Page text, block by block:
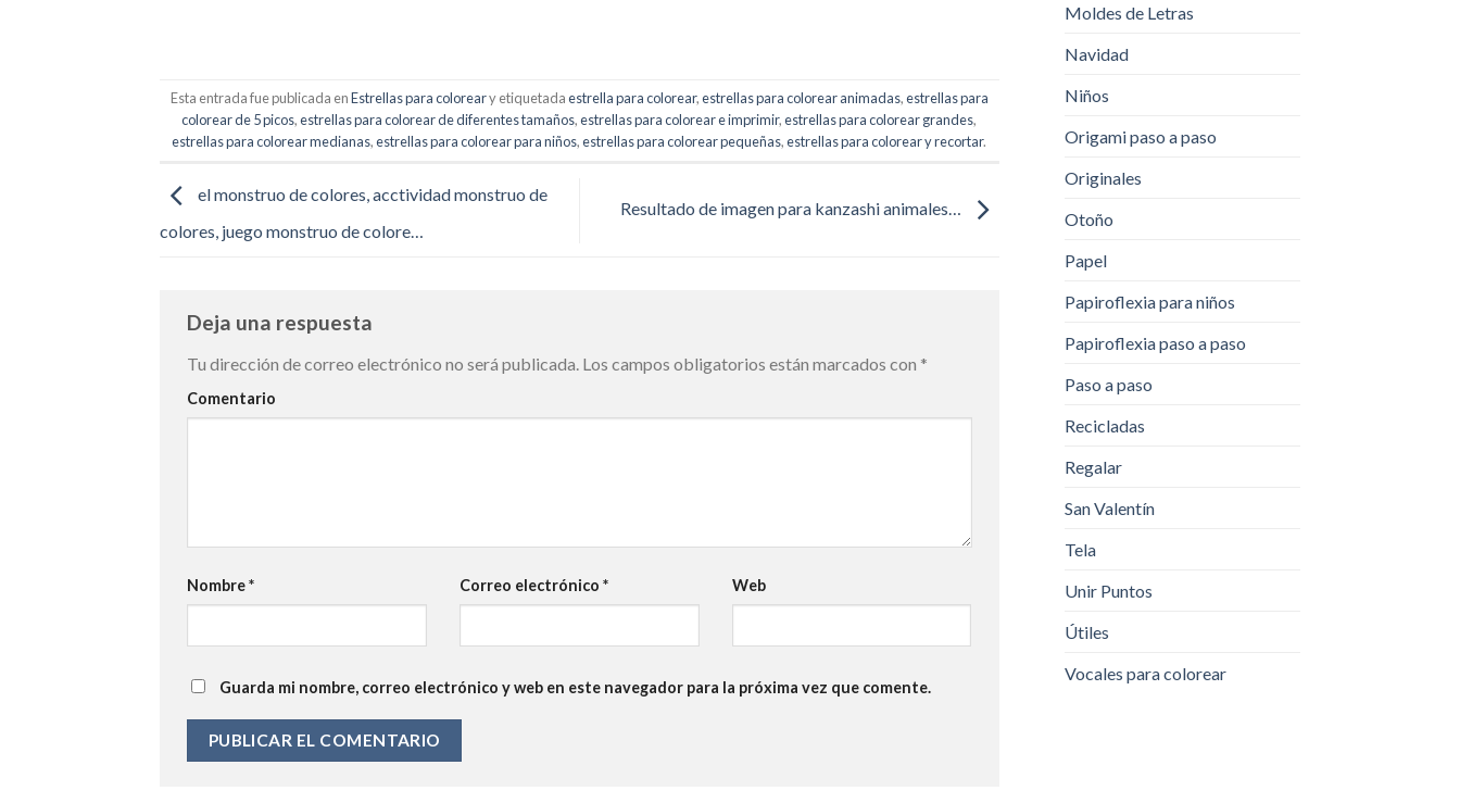
Esta entrada fue publicada enEstrellas para coloreary etiquetadaestrella para colorear,estrellas para colorear animadas,estrellas para
colorear de 5 picos,estrellas para colorear de diferentes tamaños,estrellas para colorear e imprimir,estrellas para colorear grandes,
estrellas para colorear medianas,estrellas para colorear para niños,estrellas para colorear pequeñas,estrellas para colorear y recortar.
el monstruo de colores, acctividad monstruo de
colores, juego monstruo de colore…
Resultado de imagen para kanzashi animales…
Deja una respuesta
Tu dirección de correo electrónico no será publicada. Los campos obligatorios están marcados con *
Comentario
Nombre* Correo electrónico * Web
Guarda mi nombre, correo electrónico y web en este navegador para la próxima vez que comente.
Moldes de Letras
Navidad
Niños
Origami paso a paso
Originales
Otoño
Papel
Papiroflexia para niños
Papiroflexia paso a paso
Paso a paso
Recicladas
Regalar
San Valentín
Tela
Unir Puntos
Útiles
Vocales para colorear